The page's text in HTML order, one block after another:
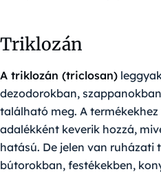
Triklozán
A triklozán (triclosan)
dezodorokban,
található meg. A
adalékként keverik hozzá,
hatású. De jelen van ruházati
bútorokban, festékekben,